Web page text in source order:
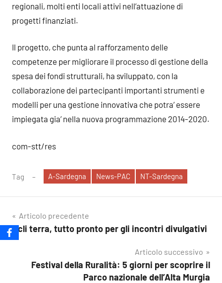
regionali, molti enti locali attivi nell’attuazione di
progetti finanziati.
Il progetto, che punta al rafforzamento delle
competenze per migliorare il processo di gestione della
spesa dei fondi strutturali, ha sviluppato, con la
collaborazione dei partecipanti importanti strumenti e
modelli per una gestione innovativa che potra’ essere
impiegata gia’ nella nuova programmazione 2014-2020.
com-stt/res
Tag A-Sardegna News-PAC NT-Sardegna
Navigazione
articoli
Articolo precedente
Acli terra, tutto pronto per gli incontri divulgativi
Articolo successivo
Festival della Ruralità: 5 giorni per scoprire il
Parco nazionale dell’Alta Murgia